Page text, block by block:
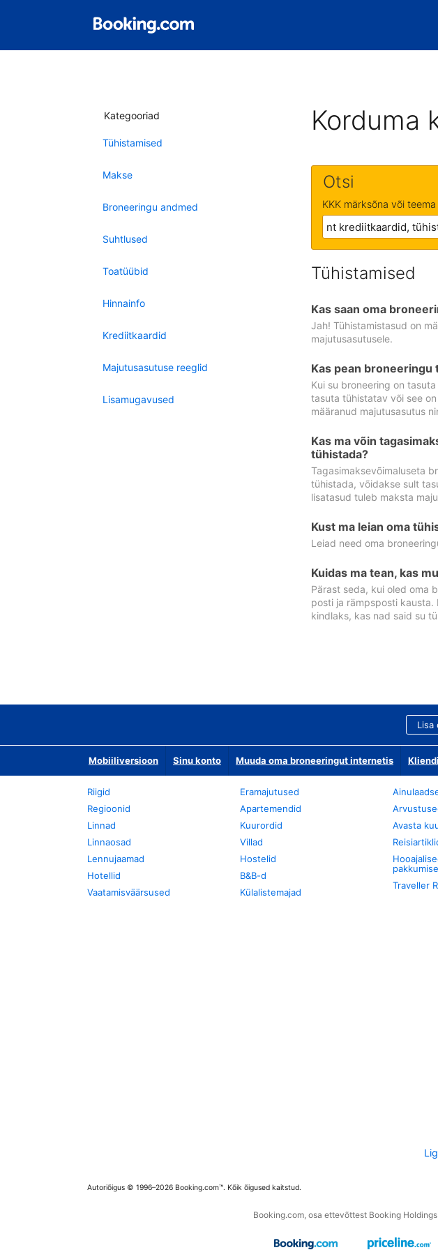
Kategooriad
Tühistamised
Makse
Broneeringu andmed
Suhtlused
Toatüübid
Hinnainfo
Krediitkaardid
Majutusasutuse reeglid
Lisamugavused
Korduma
Otsi
KKK märksõna või teema
Tühistamised
Kas saan oma
Jah! Tühistamistasud on
majutusasutusele.
Kas pean broneeringu
Kui su broneering on
tasuta tühistatav või see
määranud majutusasutus
Kas ma võin
tühistada?
Tagasimaksevõimaluseta
tühistada, võidakse sult
lisatasud tuleb maksta
Kust ma leian oma
Leiad need oma
Kuidas ma tean, kas
Pärast seda, kui oled oma
posti ja rämpsposti kausta.
kindlaks, kas nad said su
Lisa
Mobiiliversioon Sinu konto Muuda oma broneeringut internetis
Riigid
Regioonid
Linnad
Linnaosad
Lennujaamad
Hotellid
Vaatamisväärsused
Eramajutused
Apartemendid
Kuurordid
Villad
Hostelid
B&B-d
Külalistemajad
Avasta
Traveller
Autoriõigus © 1996–2026 Booking.com™. Kõik õigused kaitstud.
Booking.com, osa ettevõttest Booking